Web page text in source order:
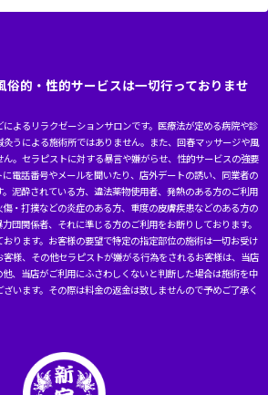
俗的・性的サービスは一切行っておりませ
よるリラクゼーションサロンです。医療法が定める病院や診
うによる施術所ではありません。また、回春マッサージや風
。セラピストに対する暴言や嫌がらせ、性的サービスの強要
電話番号やメールを聞いたり、店外デートの誘い、同業者の
泥酔されている方、違法薬物使用者、発熱のある方のご利用
・打撲などの炎症のある方、重度の皮膚疾患などのある方の
団関係者、それに準じる方のご利用をお断りしております。
ります。お客様の要望で特定の指定部位の施術は一切お受け
様、その他セラピストが嫌がる行為をされるお客様は、当店
、当店がご利用にふさわしくないと判断した場合は施術を中
います。その際は料金の返金は致しませんので予めご了承く